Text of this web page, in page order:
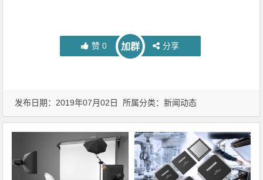
赞 0 加群 分享
发布日期：2019年07月02日 所属分类：新闻动态